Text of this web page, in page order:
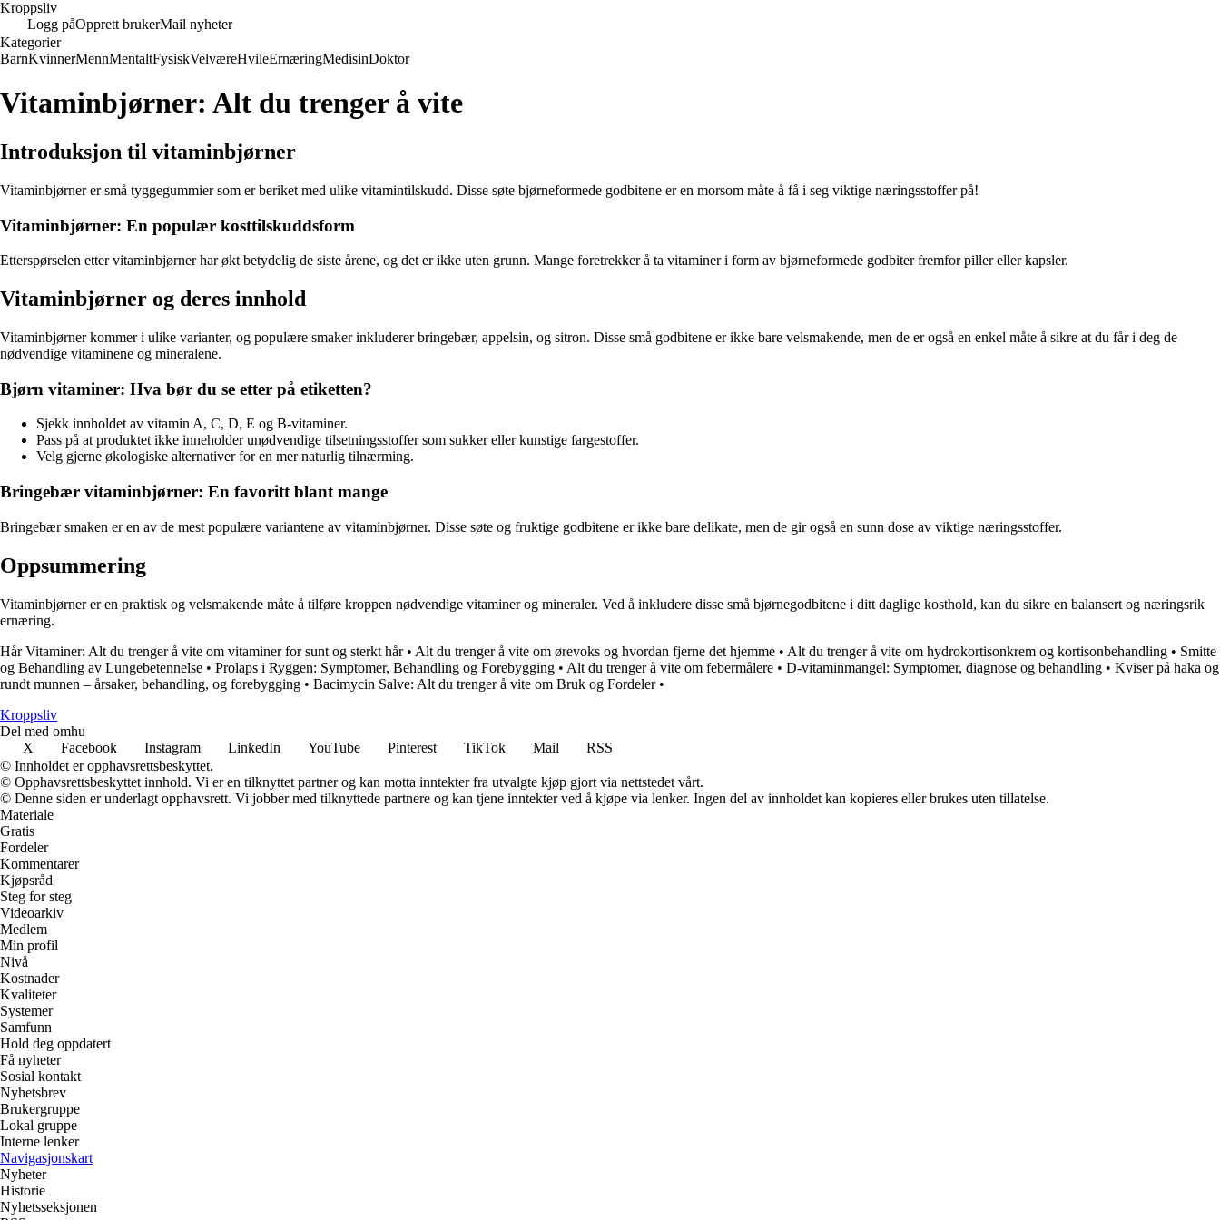
Kroppsliv
Logg påOpprett brukerMail nyheter
Kategorier
BarnKvinnerMennMentaltFysiskVelværeHvileErnæringMedisinDoktor
Vitaminbjørner: Alt du trenger å vite
Introduksjon til vitaminbjørner
Vitaminbjørner er små tyggegummier som er beriket med ulike vitamintilskudd. Disse søte bjørneformede godbitene er en morsom måte å få i seg viktige næringsstoffer på!
Vitaminbjørner: En populær kosttilskuddsform
Etterspørselen etter vitaminbjørner har økt betydelig de siste årene, og det er ikke uten grunn. Mange foretrekker å ta vitaminer i form av bjørneformede godbiter fremfor piller eller kapsler.
Vitaminbjørner og deres innhold
Vitaminbjørner kommer i ulike varianter, og populære smaker inkluderer bringebær, appelsin, og sitron. Disse små godbitene er ikke bare velsmakende, men de er også en enkel måte å sikre at du får i deg de
nødvendige vitaminene og mineralene.
Bjørn vitaminer: Hva bør du se etter på etiketten?
Sjekk innholdet av vitamin A, C, D, E og B-vitaminer.
Pass på at produktet ikke inneholder unødvendige tilsetningsstoffer som sukker eller kunstige fargestoffer.
Velg gjerne økologiske alternativer for en mer naturlig tilnærming.
Bringebær vitaminbjørner: En favoritt blant mange
Bringebær smaken er en av de mest populære variantene av vitaminbjørner. Disse søte og fruktige godbitene er ikke bare delikate, men de gir også en sunn dose av viktige næringsstoffer.
Oppsummering
Vitaminbjørner er en praktisk og velsmakende måte å tilføre kroppen nødvendige vitaminer og mineraler. Ved å inkludere disse små bjørnegodbitene i ditt daglige kosthold, kan du sikre en balansert og næringsrik
ernæring.
Hår Vitaminer: Alt du trenger å vite om vitaminer for sunt og sterkt hår• Alt du trenger å vite om ørevoks og hvordan fjerne det hjemme • Alt du trenger å vite om hydrokortisonkrem og kortisonbehandling • Smitte
og Behandling av Lungebetennelse • Prolaps i Ryggen: Symptomer, Behandling og Forebygging • Alt du trenger å vite om febermålere • D-vitaminmangel: Symptomer, diagnose og behandling • Kviser på haka og
rundt munnen – årsaker, behandling, og forebygging • Bacimycin Salve: Alt du trenger å vite om Bruk og Fordeler•
Kroppsliv
Del med omhu
X
Facebook Instagram LinkedIn YouTube Pinterest TikTok Mail
RSS
© Innholdet er opphavsrettsbeskyttet.
© Opphavsrettsbeskyttet innhold. Vi er en tilknyttet partner og kan motta inntekter fra utvalgte kjøp gjort via nettstedet vårt.
© Denne siden er underlagt opphavsrett. Vi jobber med tilknyttede partnere og kan tjene inntekter ved å kjøpe via lenker. Ingen del av innholdet kan kopieres eller brukes uten tillatelse.
Materiale
Gratis
Fordeler
Kommentarer
Kjøpsråd
Steg for steg
Videoarkiv
Medlem
Min profil
Nivå
Kostnader
Kvaliteter
Systemer
Samfunn
Hold deg oppdatert
Få nyheter
Sosial kontakt
Nyhetsbrev
Brukergruppe
Lokal gruppe
Interne lenker
Navigasjonskart
Nyheter
Historie
Nyhetsseksjonen